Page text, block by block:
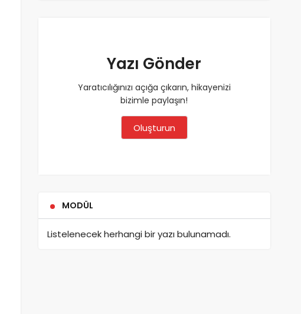
Yazı Gönder
Yaratıcılığınızı açığa çıkarın, hikayenizi
bizimle paylaşın!
Oluşturun
MODÜL
Listelenecek herhangi bir yazı bulunamadı.